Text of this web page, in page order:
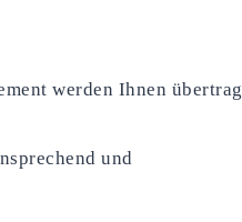
werden Ihnen
und